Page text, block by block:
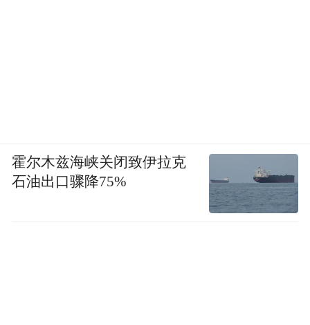
霍尔木兹海峡关闭致伊拉克
石油出口骤降75%